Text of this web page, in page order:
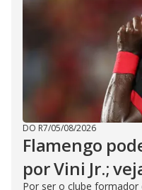
DO R7/05/08/2026
Flamengo
por Vini Jr.;
Por ser o clube